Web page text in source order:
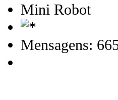
Mini Robot
Mensagens: